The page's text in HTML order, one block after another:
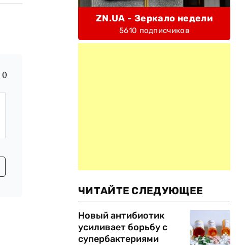
0
ZN.UA - Зеркало недели
5610 подписчиков
ЧИТАЙТЕ СЛЕДУЮЩЕЕ
Новый антибиотик
усиливает борьбу с
супербактериями